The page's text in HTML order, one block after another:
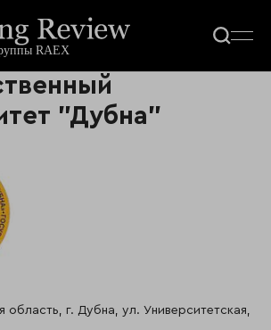
"Дубна"
область, г. Дубна, ул. Университетская,